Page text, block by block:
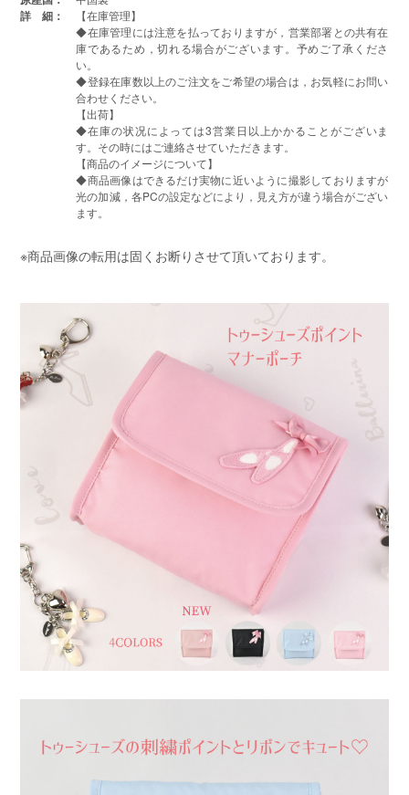
詳 細：
【在庫管理】
◆在庫管理には注意を払っておりますが，営業部署との共有在
庫であるため，切れる場合がございます。予めご了承くださ
い。
◆登録在庫数以上のご注文をご希望の場合は，お気軽にお問い
合わせください。
【出荷】
◆在庫の状况によっては3営業日以上かかることがございま
す。その時にはご連絡させていただきます。
【商品のイメージについて】
◆商品画像はできるだけ実物に近いように撮影しておりますが
光の加減，各PCの設定などにより，見え方が違う場合がござい
ます。
※商品画像の転用は固くお断りさせて頂いております。